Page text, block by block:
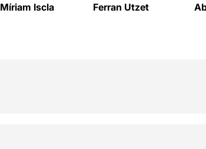
Míriam Iscla Ferran Utzet